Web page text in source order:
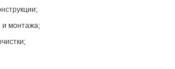
и монтажа;